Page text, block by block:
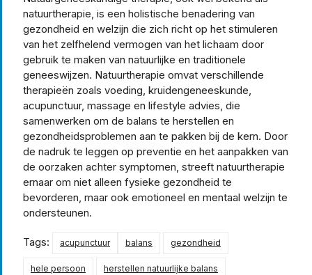
natuurtherapie, is een holistische benadering van
gezondheid en welzijn die zich richt op het stimuleren
van het zelfhelend vermogen van het lichaam door
gebruik te maken van natuurlijke en traditionele
geneeswijzen. Natuurtherapie omvat verschillende
therapieën zoals voeding, kruidengeneeskunde,
acupunctuur, massage en lifestyle advies, die
samenwerken om de balans te herstellen en
gezondheidsproblemen aan te pakken bij de kern. Door
de nadruk te leggen op preventie en het aanpakken van
de oorzaken achter symptomen, streeft natuurtherapie
ernaar om niet alleen fysieke gezondheid te
bevorderen, maar ook emotioneel en mentaal welzijn te
ondersteunen.
Tags: acupunctuur balans gezondheid
hele persoon herstellen natuurlijke balans